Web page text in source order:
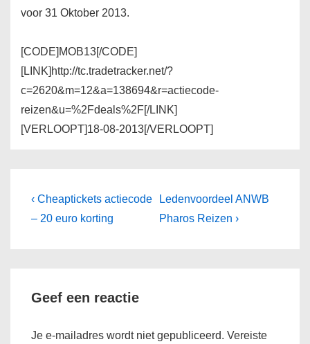
voor 31 Oktober 2013.
[CODE]MOB13[/CODE]
[LINK]http://tc.tradetracker.net/?
c=2620&m=12&a=138694&r=actiecode-
reizen&u=%2Fdeals%2F[/LINK]
[VERLOOPT]18-08-2013[/VERLOOPT]
Bericht
navigatie
Vorig
bericht
‹ Cheaptickets actiecode
– 20 euro korting
Volgende
bericht
Ledenvoordeel ANWB
Pharos Reizen ›
Geef een reactie
Je e-mailadres wordt niet gepubliceerd. Vereiste